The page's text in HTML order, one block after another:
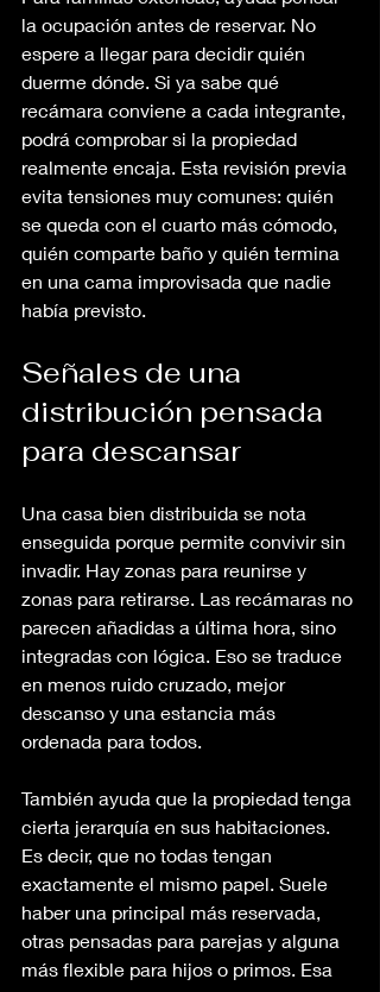
la ocupación antes de reservar. No
espere a llegar para decidir quién
duerme dónde. Si ya sabe qué
recámara conviene a cada integrante,
podrá comprobar si la propiedad
realmente encaja. Esta revisión previa
evita tensiones muy comunes: quién
se queda con el cuarto más cómodo,
quién comparte baño y quién termina
en una cama improvisada que nadie
había previsto.
Señales de una
distribución pensada
para descansar
Una casa bien distribuida se nota
enseguida porque permite convivir sin
invadir. Hay zonas para reunirse y
zonas para retirarse. Las recámaras no
parecen añadidas a última hora, sino
integradas con lógica. Eso se traduce
en menos ruido cruzado, mejor
descanso y una estancia más
ordenada para todos.
También ayuda que la propiedad tenga
cierta jerarquía en sus habitaciones.
Es decir, que no todas tengan
exactamente el mismo papel. Suele
haber una principal más reservada,
otras pensadas para parejas y alguna
más flexible para hijos o primos. Esa